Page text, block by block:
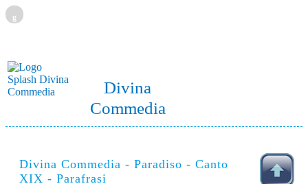
g
Divina
Commedia
Divina Commedia - Paradiso - Canto
XIX - Parafrasi